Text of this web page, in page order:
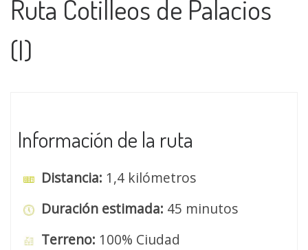
Ruta Cotilleos de Palacios
(I)
Información de la ruta
Distancia: 1,4 kilómetros
Duración estimada: 45 minutos
Terreno: 100% Ciudad